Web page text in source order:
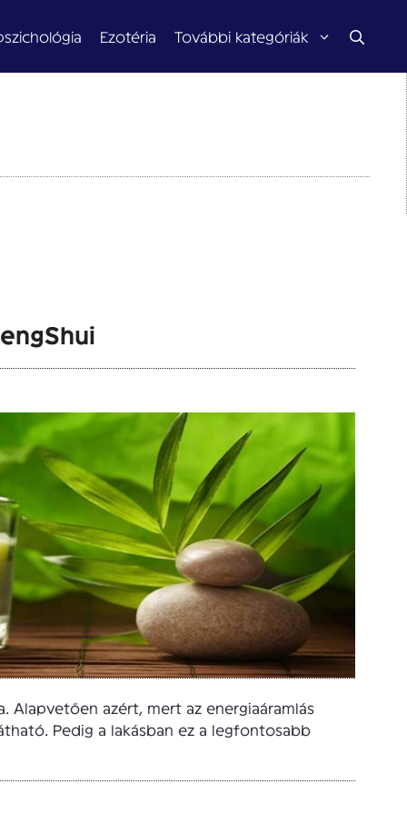
Ezotéria További kategóriák
Alapvetően azért, mert az energiaáramlás
Pedig a lakásban ez a legfontosabb